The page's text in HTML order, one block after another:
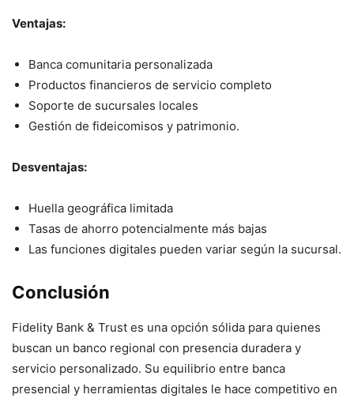
Ventajas:
Banca comunitaria personalizada
Productos financieros de servicio completo
Soporte de sucursales locales
Gestión de fideicomisos y patrimonio.
Desventajas:
Huella geográfica limitada
Tasas de ahorro potencialmente más bajas
Las funciones digitales pueden variar según la sucursal.
Conclusión
Fidelity Bank & Trust es una opción sólida para quienes
buscan un banco regional con presencia duradera y
servicio personalizado. Su equilibrio entre banca
presencial y herramientas digitales le hace competitivo en